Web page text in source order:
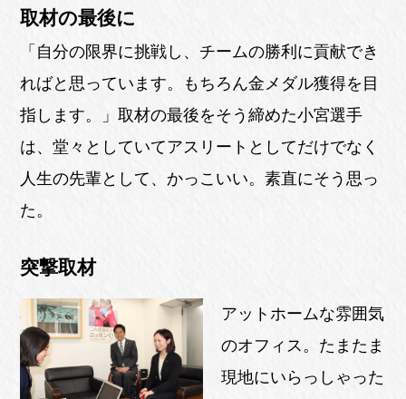
取材の最後に
「自分の限界に挑戦し、チームの勝利に貢献でき
ればと思っています。もちろん金メダル獲得を目
指します。」取材の最後をそう締めた小宮選手
は、堂々としていてアスリートとしてだけでなく
人生の先輩として、かっこいい。素直にそう思っ
た。
突撃取材
アットホームな雰囲気
のオフィス。たまたま
現地にいらっしゃった